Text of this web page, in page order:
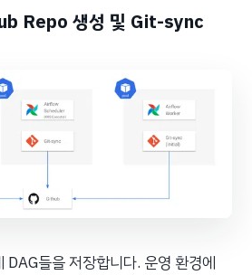
Repo 생성 및 Git-sync
들을 저장합니다. 운영 환경에